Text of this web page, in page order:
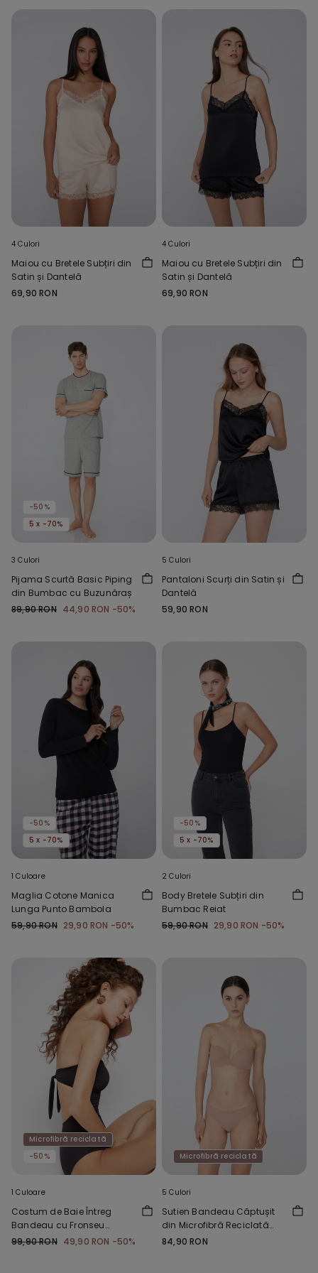
4 Culori
Maiou cu Bretele Subțiri din
Satin și Dantelă
69,90 RON
4 Culori
Maiou cu Bretele Subțiri din
Satin și Dantelă
69,90 RON
-50%
5 x -70%
3 Culori
Pijama Scurtă Basic Piping
din Bumbac cu Buzunăraș
89,90 RON 44,90 RON -50%
5 Culori
Pantaloni Scurți din Satin și
Dantelă
59,90 RON
-50%
5 x -70%
1 Culoare
Maglia Cotone Manica
Lunga Punto Bambola
59,90 RON 29,90 RON -50%
-50%
5 x -70%
2 Culori
Body Bretele Subțiri din
Bumbac Reiat
59,90 RON 29,90 RON -50%
Microfibră reciclată
-50%
1 Culoare
Costum de Baie Întreg
Bandeau cu Fronseu
Microfibră Reciclată
99,90 RON 49,90 RON -50%
Microfibră reciclată
5 Culori
Sutien Bandeau Căptușit
din Microfibră Reciclată
New York
84,90 RON